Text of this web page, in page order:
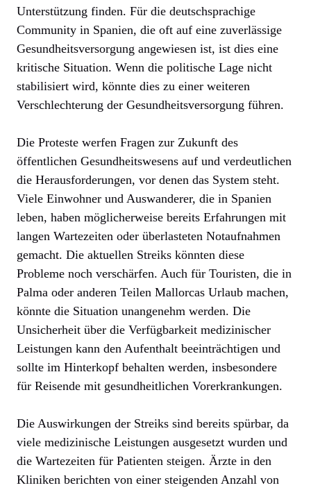
Unterstützung finden. Für die deutschsprachige
Community in Spanien, die oft auf eine zuverlässige
Gesundheitsversorgung angewiesen ist, ist dies eine
kritische Situation. Wenn die politische Lage nicht
stabilisiert wird, könnte dies zu einer weiteren
Verschlechterung der Gesundheitsversorgung führen.
Die Proteste werfen Fragen zur Zukunft des
öffentlichen Gesundheitswesens auf und verdeutlichen
die Herausforderungen, vor denen das System steht.
Viele Einwohner und Auswanderer, die in Spanien
leben, haben möglicherweise bereits Erfahrungen mit
langen Wartezeiten oder überlasteten Notaufnahmen
gemacht. Die aktuellen Streiks könnten diese
Probleme noch verschärfen. Auch für Touristen, die in
Palma oder anderen Teilen Mallorcas Urlaub machen,
könnte die Situation unangenehm werden. Die
Unsicherheit über die Verfügbarkeit medizinischer
Leistungen kann den Aufenthalt beeinträchtigen und
sollte im Hinterkopf behalten werden, insbesondere
für Reisende mit gesundheitlichen Vorerkrankungen.
Die Auswirkungen der Streiks sind bereits spürbar, da
viele medizinische Leistungen ausgesetzt wurden und
die Wartezeiten für Patienten steigen. Ärzte in den
Kliniken berichten von einer steigenden Anzahl von